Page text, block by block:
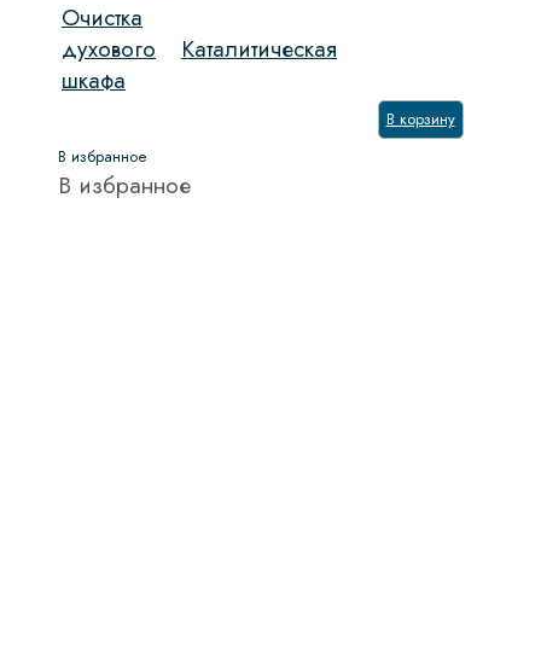
Очистка
духового
шкафа
Каталитическая
В корзину
В избранное
В избранное